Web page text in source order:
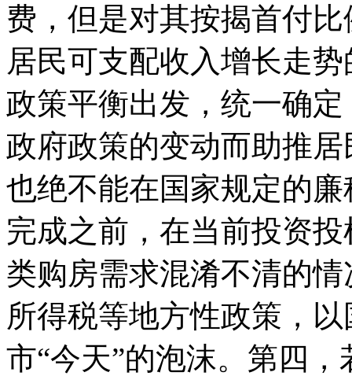
费，但是对其按揭首付
居民可支配收入增长走
政策平衡出发，统一确
政府政策的变动而助推
也绝不能在国家规定的
完成之前，在当前投资
类购房需求混淆不清的
所得税等地方性政策，
市“今天”的泡沫。第四